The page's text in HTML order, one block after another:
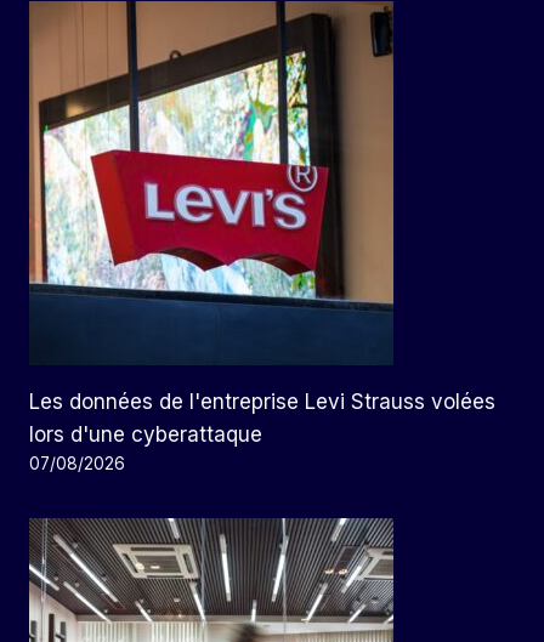
Les données de l'entreprise Levi Strauss volées
lors d'une cyberattaque
07/08/2026